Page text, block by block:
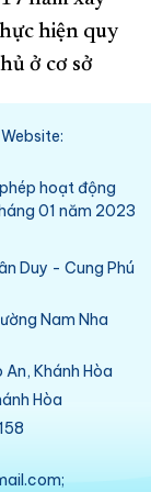
hiện quy
ở cơ sở
hoạt động
01 năm 2023
Duy - Cung Phú
Nam Nha
Khánh Hòa
Hòa